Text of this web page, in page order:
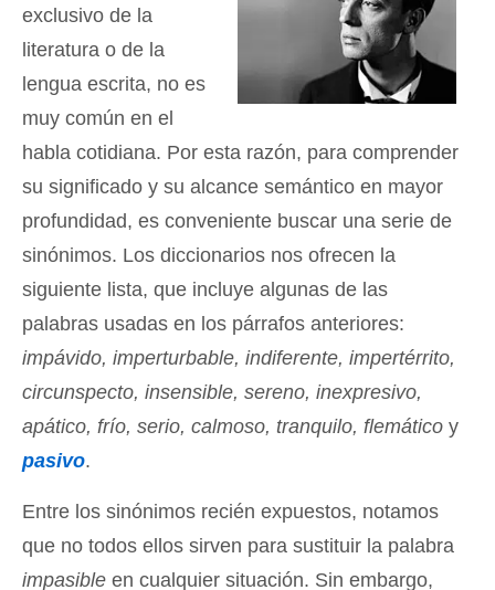
exclusivo de la
literatura o de la
lengua escrita, no es
muy común en el
habla cotidiana. Por esta razón, para comprender
su significado y su alcance semántico en mayor
profundidad, es conveniente buscar una serie de
sinónimos. Los diccionarios nos ofrecen la
siguiente lista, que incluye algunas de las
palabras usadas en los párrafos anteriores:
impávido, imperturbable, indiferente, impertérrito,
circunspecto, insensible, sereno, inexpresivo,
apático, frío, serio, calmoso, tranquilo, flemático y
pasivo.
Entre los sinónimos recién expuestos, notamos
que no todos ellos sirven para sustituir la palabra
impasible en cualquier situación. Sin embargo,